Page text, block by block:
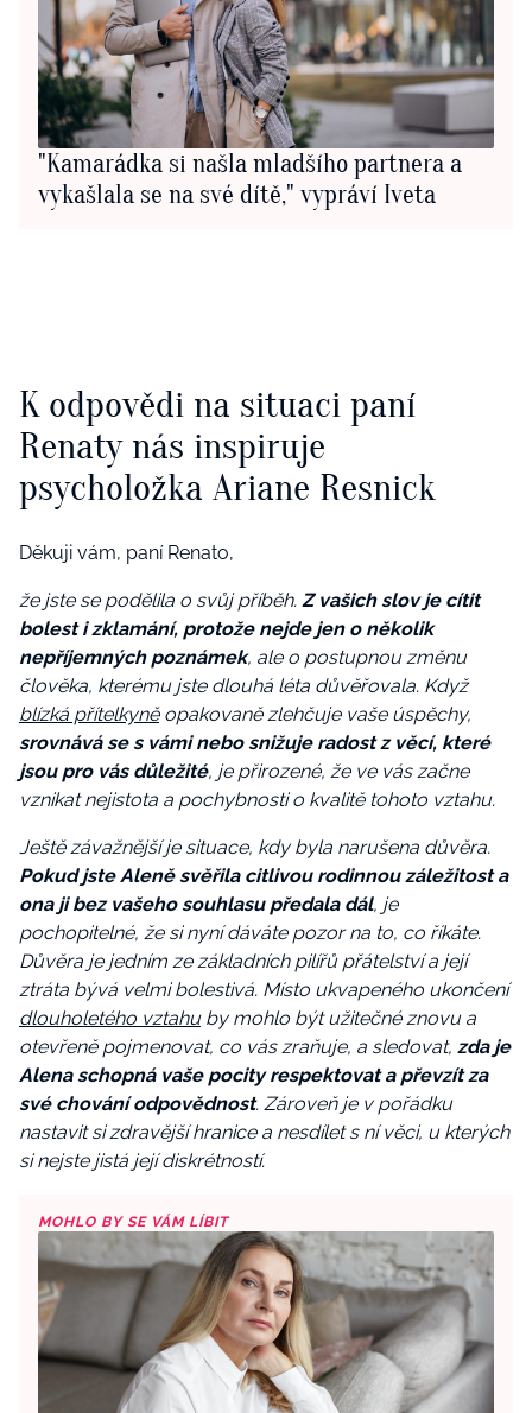
"Kamarádka si našla mladšího partnera a
vykašlala se na své dítě," vypráví Iveta
K odpovědi na situaci paní
Renaty nás inspiruje
psycholožka Ariane Resnick
Děkuji vám, paní Renato,
že jste se podělila o svůj příběh. Z vašich slov je cítit
bolest i zklamání, protože nejde jen o několik
nepříjemných poznámek, ale o postupnou změnu
člověka, kterému jste dlouhá léta důvěřovala. Když
blízká přítelkyněopakovaně zlehčuje vaše úspěchy,
srovnává se s vámi nebo snižuje radost z věcí, které
jsou pro vás důležité, je přirozené, že ve vás začne
vznikat nejistota a pochybnosti o kvalitě tohoto vztahu.
Ještě závažnější je situace, kdy byla narušena důvěra.
Pokud jste Aleně svěřila citlivou rodinnou záležitost a
ona ji bez vašeho souhlasu předala dál, je
pochopitelné, že si nyní dáváte pozor na to, co říkáte.
Důvěra je jedním ze základních pilířů přátelství a její
ztráta bývá velmi bolestivá. Místo ukvapeného ukončení
dlouholetého vztahuby mohlo být užitečné znovu a
otevřeně pojmenovat, co vás zraňuje, a sledovat, zda je
Alena schopná vaše pocity respektovat a převzít za
své chování odpovědnost. Zároveň je v pořádku
nastavit si zdravější hranice a nesdílet s ní věci, u kterých
si nejste jistá její diskrétností.
MOHLO BY SE VÁM LÍBIT